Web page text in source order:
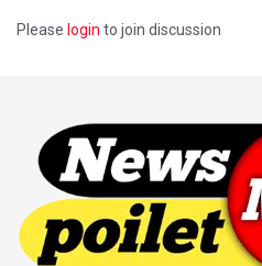
Please login to join discussion